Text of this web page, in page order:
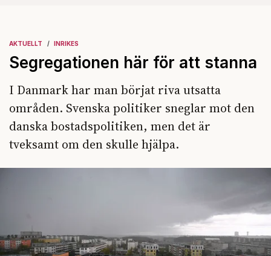
AKTUELLT INRIKES
Segregationen här för att stanna
I Danmark har man börjat riva utsatta
områden. Svenska politiker sneglar mot den
danska bostadspolitiken, men det är
tveksamt om den skulle hjälpa.